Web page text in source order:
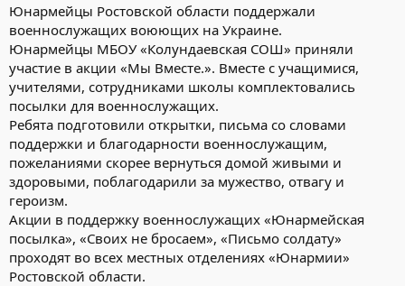
Юнармейцы Ростовской области поддержали
военнослужащих воюющих на Украине.
Юнармейцы МБОУ «Колундаевская СОШ» приняли
участие в акции «Мы Вместе.». Вместе с учащимися,
учителями, сотрудниками школы комплектовались
посылки для военнослужащих.
Ребята подготовили открытки, письма со словами
поддержки и благодарности военнослужащим,
пожеланиями скорее вернуться домой живыми и
здоровыми, поблагодарили за мужество, отвагу и
героизм.
Акции в поддержку военнослужащих «Юнармейская
посылка», «Своих не бросаем», «Письмо солдату»
проходят во всех местных отделениях «Юнармии»
Ростовской области.